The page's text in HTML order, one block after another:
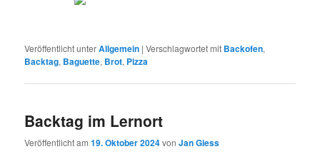
Veröffentlicht unterAllgemein |Verschlagwortet mit Backofen,
Backtag, Baguette, Brot, Pizza
Backtag im Lernort
Veröffentlicht am19. Oktober 2024vonJan Giess